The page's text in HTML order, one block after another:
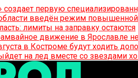
создает первую
введён режим повышенной
лимиты на заправку остаются
движение в Ярославле
в Костроме будут ходить
на лед вместе со звездами